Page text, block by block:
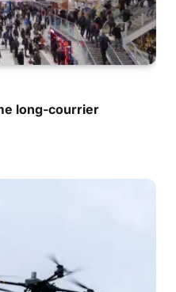
long-courrier